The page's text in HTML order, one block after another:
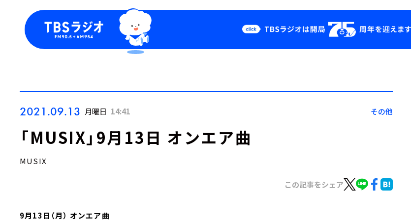
Podcast
YouTube
2021.09.13 月曜日 14:41 その他
「MUSIX」9月13日 オンエア曲
MUSIX
この記事をシェア
9月13日（月） オンエア曲